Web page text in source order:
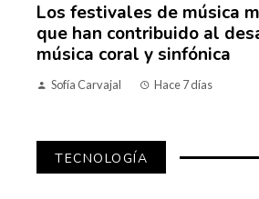
Los festivales de música
que han contribuido al
música coral y sinfónica
Sofía Carvajal Hace 7 días
TECNOLOGÍA